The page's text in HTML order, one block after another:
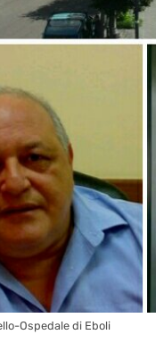
Ospedale di Eboli